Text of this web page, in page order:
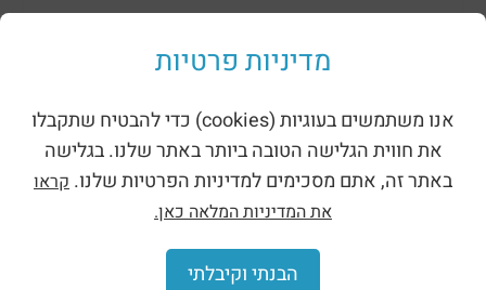
מדיניות פרטיות
אנו משתמשים בעוגיות (cookies) כדי להבטיח שתקבלו
את חווית הגלישה הטובה ביותר באתר שלנו. בגלישה
באתר זה, אתם מסכימים למדיניות הפרטיות שלנו. קראו
את המדיניות המלאה כאן.
הבנתי וקיבלתי